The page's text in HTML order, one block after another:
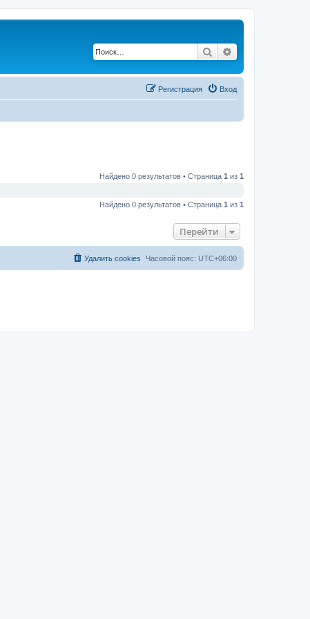
Поиск
Вход
Регистрация
Найдено 0 результатов • Страница 1 из 1
Найдено 0 результатов • Страница 1 из 1
Перейти
Часовой пояс: UTC+06:00
Удалить cookies